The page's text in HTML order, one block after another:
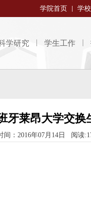
学院首页 学
学研究 学生工作
牙莱昂大学交换
间：2016年07月14日 阅读